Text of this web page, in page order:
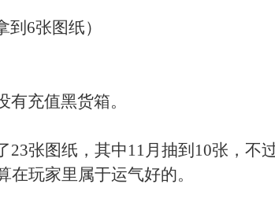
到6张图纸）
有充值黑货箱。
23张图纸，其中11月抽到10张，不
在玩家里属于运气好的。